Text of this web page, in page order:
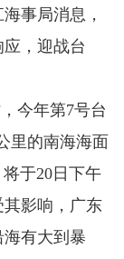
事局消息，
，迎战台
今年第7号台
里的南海海面
于20日下午
影响，广东
有大到暴